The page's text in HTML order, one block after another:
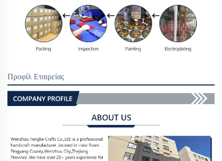
Προφίλ Εταιρείας